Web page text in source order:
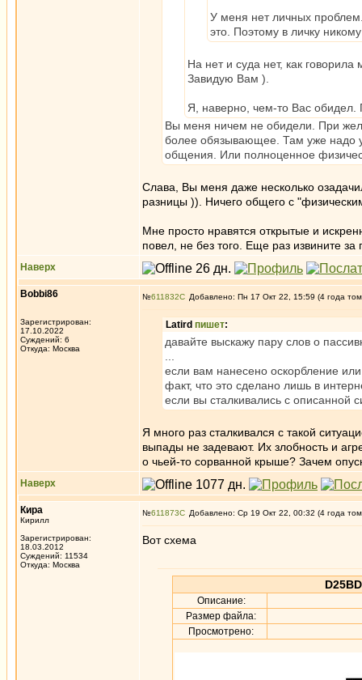
У меня нет личных
это. Поэтому в личку
На нет и суда нет, как
Завидую Вам ).
Я, наверно, чем-то Вас
Вы меня ничем не обидели. При
более обязывающее. Там уже надо
общения. Или полноценное
Слава, Вы меня даже несколько
разницы )). Ничего общего с
Мне просто нравятся открытые и
повел, не без того. Еще раз извините за
Наверх
Bobbi86
Зарегистрирован:
17.10.2022
Суждений: 6
Откуда: Москва
№611832 Добавлено: Пн 17 Окт 22, 15:59 (4 года
Latird пишет:
давайте выскажу пару слов о
если вам нанесено оскорбление
факт, что это сделано лишь в
если вы сталкивались с описанной
Я много раз сталкивался с такой
выпады не задевают. Их злобность и
о чьей-то сорванной крыше? Зачем
Наверх
Кира
Кирилл
Зарегистрирован:
18.03.2012
Суждений: 11534
Откуда: Москва
№611873 Добавлено: Ср 19 Окт 22, 00:32 (4 года
Вот схема
Описание:
Размер файла:
Просмотрено: